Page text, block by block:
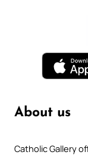
About us
Catholic Gallery